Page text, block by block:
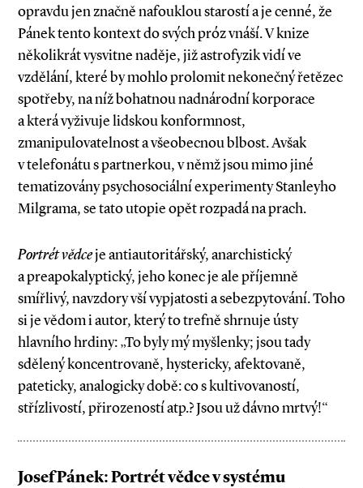
opravdu jen značně nafouklou starostí a je cenné, že
Pánek tento kontext do svých próz vnáší. V knize
několikrát vysvitne naděje, již astrofyzik vidí ve
vzdělání, které by mohlo prolomit nekonečný řetězec
spotřeby, na níž bohatnou nadnárodní korporace
a která vyživuje lidskou konformnost,
zmanipulovatelnost a všeobecnou blbost. Avšak
v telefonátu s partnerkou, v němž jsou mimo jiné
tematizovány psychosociální experimenty Stanleyho
Milgrama, se tato utopie opět rozpadá na prach.
Portrét vědceje antiautoritářský, anarchistický
a preapokalyptický, jeho konec je ale příjemně
smířlivý, navzdory vší vypjatosti a sebezpytování. Toho
si je vědom i autor, který to trefně shrnuje ústy
hlavního hrdiny: „To byly mý myšlenky; jsou tady
sdělený koncentrovaně, hystericky, afektovaně,
pateticky, analogicky době: co s kultivovaností,
střízlivostí, přirozeností atp.? Jsou už dávno mrtvý!“
Josef Pánek: Portrét vědce v systému